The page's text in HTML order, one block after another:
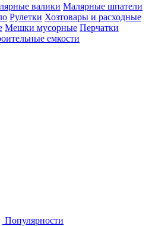
валики Малярные шпатели
Рулетки Хозтовары и расходные
Мешки мусорные Перчатки
емкости
Популярности